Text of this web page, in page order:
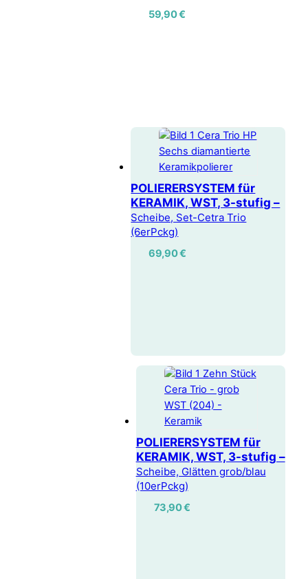
59,90€
POLIERERSYSTEM für
KERAMIK, WST, 3-stufig –
Scheibe, Set-Cetra Trio
(6erPckg)
69,90€
POLIERERSYSTEM für
KERAMIK, WST, 3-stufig –
Scheibe, Glätten grob/blau
(10erPckg)
73,90€